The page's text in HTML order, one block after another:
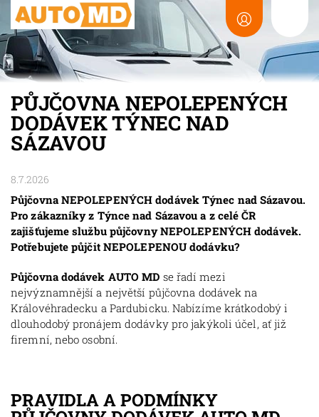
PŮJČOVNA NEPOLEPENÝCH
DODÁVEK TÝNEC NAD
SÁZAVOU
8.7.2026
Půjčovna NEPOLEPENÝCH dodávek Týnec nad Sázavou.
Pro zákazníky z Týnce nad Sázavou a z celé ČR
zajišťujeme službu půjčovny NEPOLEPENÝCH dodávek.
Potřebujete půjčit NEPOLEPENOU dodávku?
Půjčovna dodávek AUTO MD se řadí mezi
nejvýznamnější a největší půjčovna dodávek na
Královéhradecku a Pardubicku. Nabízíme krátkodobý i
dlouhodobý pronájem dodávky pro jakýkoli účel, ať již
firemní, nebo osobní.
PRAVIDLA A PODMÍNKY